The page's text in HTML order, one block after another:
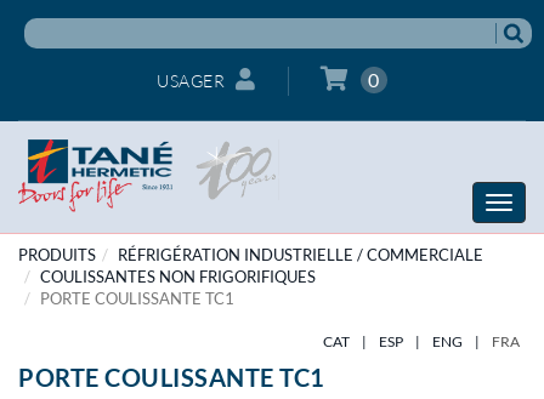
USAGER 0
Toggle
PRODUITS
RÉFRIGÉRATION INDUSTRIELLE / COMMERCIALE
COULISSANTES NON FRIGORIFIQUES
PORTE COULISSANTE TC1
CAT | ESP | ENG | FRA
PORTE COULISSANTE TC1